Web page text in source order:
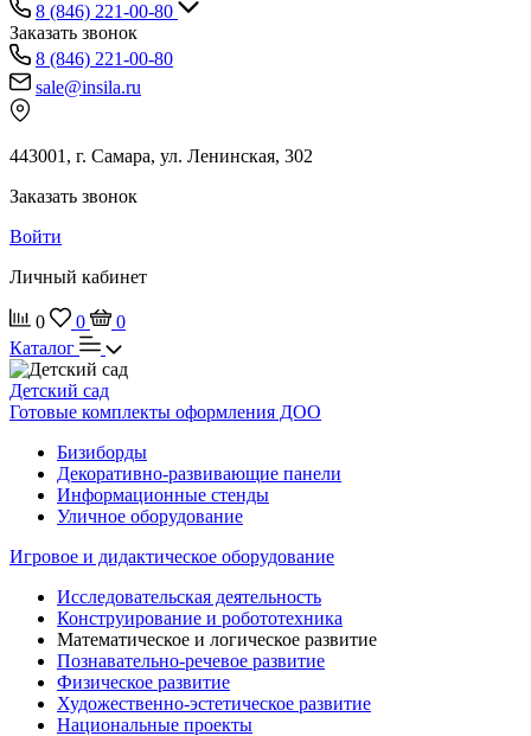
8 (846) 221-00-80
Заказать звонок
8 (846) 221-00-80
sale@insila.ru
443001, г. Самара, ул. Ленинская, 302
Заказать звонок
Войти
Личный кабинет
0 0
0
Каталог
Детский сад
Готовые комплекты оформления ДОО
Бизиборды
Декоративно-развивающие панели
Информационные стенды
Уличное оборудование
Игровое и дидактическое оборудование
Исследовательская деятельность
Конструирование и робототехника
Математическое и логическое развитие
Познавательно-речевое развитие
Физическое развитие
Художественно-эстетическое развитие
Национальные проекты